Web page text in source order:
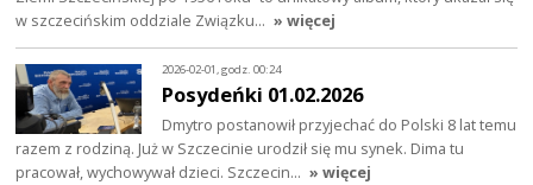
w szczecińskim oddziale Związku… » więcej
2026-02-01, godz. 00:24
Posydeńki 01.02.2026
Dmytro postanowił przyjechać do Polski 8 lat temu
razem z rodziną. Już w Szczecinie urodził się mu synek. Dima tu
pracował, wychowywał dzieci. Szczecin… » więcej